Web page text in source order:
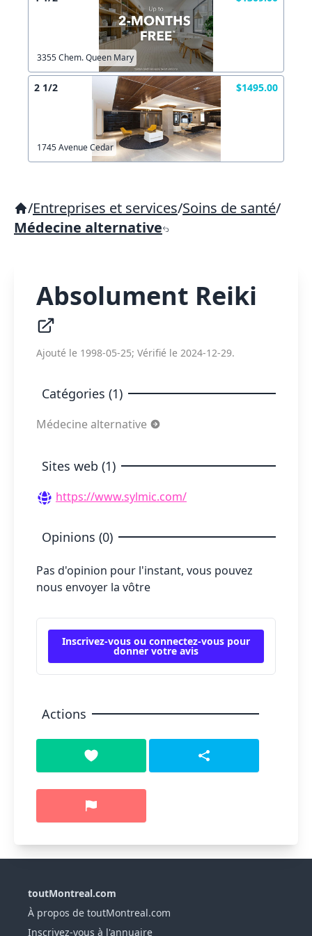
3355 Chem. Queen Mary
2 1/2 $1495.00
1745 Avenue Cedar
/Entreprises et services/Soins de santé/
Médecine alternative
Absolument Reiki
Ajouté le 1998-05-25; Vérifié le 2024-12-29.
Catégories (1)
Médecine alternative
Sites web (1)
https://www.sylmic.com/
Opinions (0)
Pas d'opinion pour l'instant, vous pouvez
nous envoyer la vôtre
Inscrivez-vous ou connectez-vous pour
donner votre avis
Actions
toutMontreal.com
À propos de toutMontreal.com
Inscrivez-vous à l'annuaire